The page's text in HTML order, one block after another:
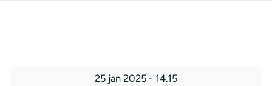
25 jan 2025 - 14.15